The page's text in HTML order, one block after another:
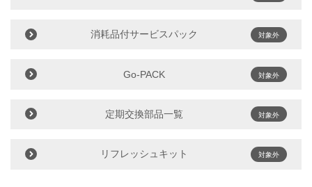
消耗品付サービスパック 対象外
Go-PACK 対象外
定期交換部品一覧 対象外
リフレッシュキット 対象外